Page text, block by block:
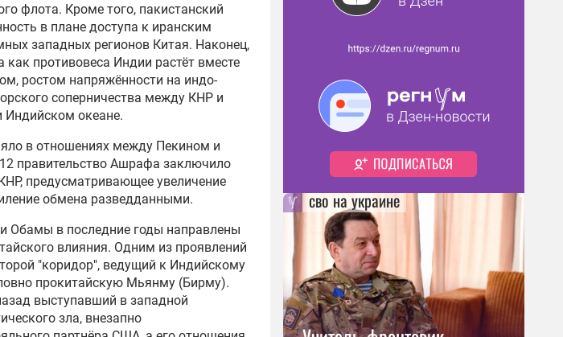
флота. Кроме того, пакистанский
в плане доступа к иранским
западных регионов Китая. Наконец,
противовеса Индии растёт вместе
ростом напряжённости на индо-
соперничества между КНР и
океане.
в отношениях между Пекином и
правительство Ашрафа заключило
предусматривающее увеличение
обмена разведданными.
Обамы в последние годы направлены
влияния. Одним из проявлений
"коридор", ведущий к Индийскому
прокитайскую Мьянму (Бирму).
выступавший в западной
зла, внезапно
сво на украине